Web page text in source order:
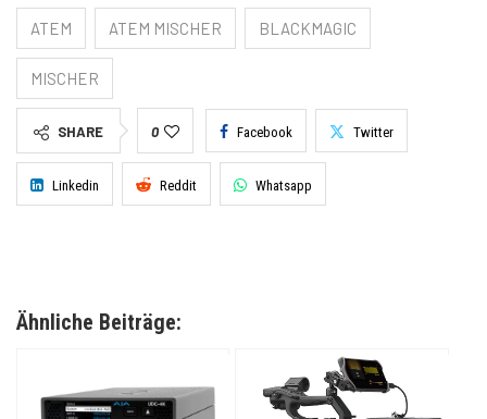
ATEM ATEM MISCHER BLACKMAGIC
MISCHER
SHARE 0 Facebook Twitter
Linkedin Reddit Whatsapp
Ähnliche Beiträge: